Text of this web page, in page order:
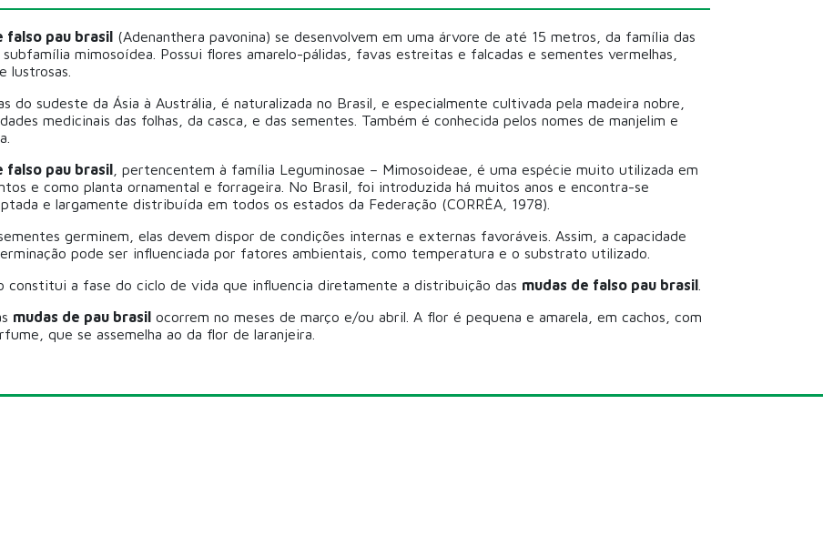
falso pau brasil (Adenanthera pavonina) se desenvolvem em uma árvore de até 15 metros, da família das
subfamília mimosoídea. Possui flores amarelo-pálidas, favas estreitas e falcadas e sementes vermelhas,
lustrosas.
do sudeste da Ásia à Austrália, é naturalizada no Brasil, e especialmente cultivada pela madeira nobre,
medicinais das folhas, da casca, e das sementes. Também é conhecida pelos nomes de manjelim e
falso pau brasil , pertencentem à família Leguminosae – Mimosoideae, é uma espécie muito utilizada em
e como planta ornamental e forrageira. No Brasil, foi introduzida há muitos anos e encontra-se
e largamente distribuída em todos os estados da Federação (CORRÊA, 1978).
germinem, elas devem dispor de condições internas e externas favoráveis. Assim, a capacidade
pode ser influenciada por fatores ambientais, como temperatura e o substrato utilizado.
constitui a fase do ciclo de vida que influencia diretamente a distribuição das mudas de falso pau brasil
mudas de pau brasil ocorrem no meses de março e/ou abril. A flor é pequena e amarela, em cachos, com
que se assemelha ao da flor de laranjeira.